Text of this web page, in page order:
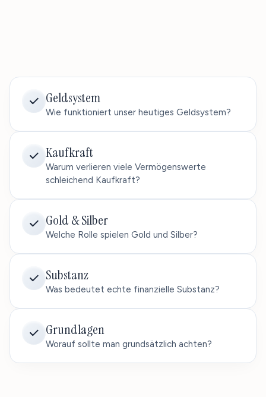
Geldsystem
Wie funktioniert unser heutiges Geldsystem?
Kaufkraft
Warum verlieren viele Vermögenswerte
schleichend Kaufkraft?
Gold & Silber
Welche Rolle spielen Gold und Silber?
Substanz
Was bedeutet echte finanzielle Substanz?
Grundlagen
Worauf sollte man grundsätzlich achten?